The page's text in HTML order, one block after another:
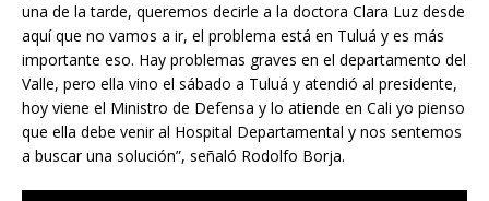
una de la tarde, queremos decirle a la doctora Clara Luz desde
aquí que no vamos a ir, el problema está en Tuluá y es más
importante eso. Hay problemas graves en el departamento del
Valle, pero ella vino el sábado a Tuluá y atendió al presidente,
hoy viene el Ministro de Defensa y lo atiende en Cali yo pienso
que ella debe venir al Hospital Departamental y nos sentemos
a buscar una solución”, señaló Rodolfo Borja.